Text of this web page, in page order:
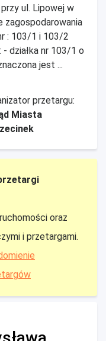
ul. Lipowej w
zagospodarowania
: 103/1 i 103/2
działka nr 103/1 o
jest ...
przetargu:
Miasta
oraz
i przetargami.